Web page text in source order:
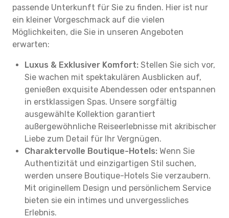
passende Unterkunft für Sie zu finden. Hier ist nur
ein kleiner Vorgeschmack auf die vielen
Möglichkeiten, die Sie in unseren Angeboten
erwarten:
Luxus & Exklusiver Komfort: Stellen Sie sich vor,
Sie wachen mit spektakulären Ausblicken auf,
genießen exquisite Abendessen oder entspannen
in erstklassigen Spas. Unsere sorgfältig
ausgewählte Kollektion garantiert
außergewöhnliche Reiseerlebnisse mit akribischer
Liebe zum Detail für Ihr Vergnügen.
Charaktervolle Boutique-Hotels: Wenn Sie
Authentizität und einzigartigen Stil suchen,
werden unsere Boutique-Hotels Sie verzaubern.
Mit originellem Design und persönlichem Service
bieten sie ein intimes und unvergessliches
Erlebnis.